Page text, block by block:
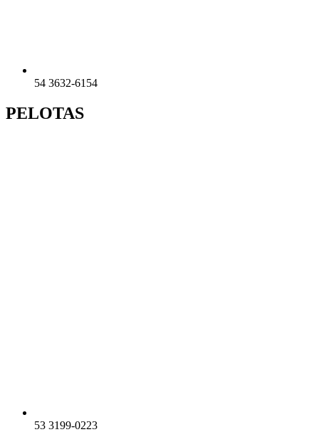
54 3632-6154
PELOTAS
53 3199-0223